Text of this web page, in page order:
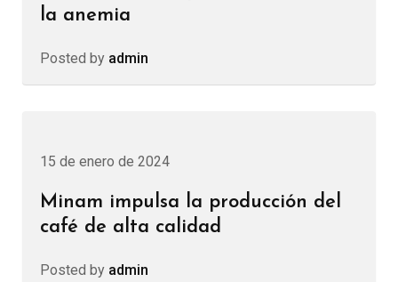
la anemia
Posted by admin
15 de enero de 2024
Minam impulsa la producción del
café de alta calidad
Posted by admin